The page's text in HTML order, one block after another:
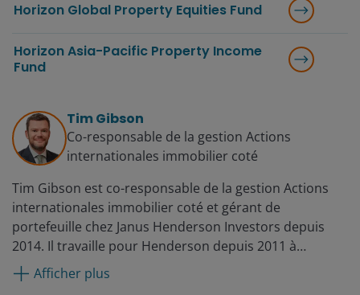
Horizon Global Property Equities Fund
Horizon Asia-Pacific Property Income
Fund
Tim Gibson
Co-responsable de la gestion Actions
internationales immobilier coté
Tim Gibson est co-responsable de la gestion Actions
internationales immobilier coté et gérant de
portefeuille chez Janus Henderson Investors depuis
2014. Il travaille pour Henderson depuis 2011 à
Singapour. Avant de rejoindre Henderson, Tim
occupait le poste de gérant européen chez AMP Capital
Afficher plus